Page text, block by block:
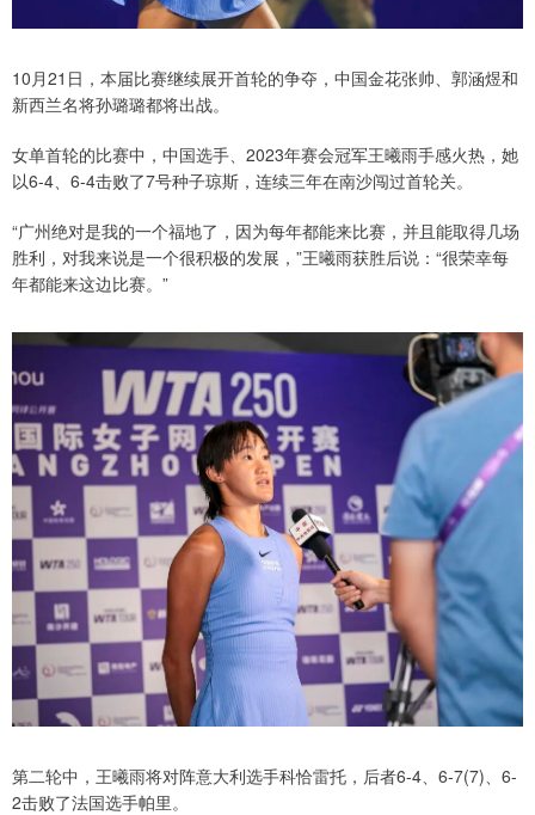
10月21日，本届比赛继续展开首轮的争夺，中国金花张帅、郭涵煜和
新西兰名将孙璐璐都将出战。
女单首轮的比赛中，中国选手、2023年赛会冠军王曦雨手感火热，她
以6-4、6-4击败了7号种子琼斯，连续三年在南沙闯过首轮关。
“广州绝对是我的一个福地了，因为每年都能来比赛，并且能取得几场
胜利，对我来说是一个很积极的发展，”王曦雨获胜后说：“很荣幸每
年都能来这边比赛。”
第二轮中，王曦雨将对阵意大利选手科恰雷托，后者6-4、6-7(7)、6-
2击败了法国选手帕里。